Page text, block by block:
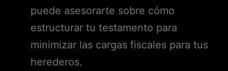
puede asesorarte sobre cómo
estructurar tu testamento para
minimizar las cargas fiscales para tus
herederos.